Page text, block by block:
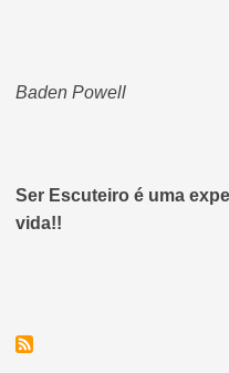
Baden Powell
Ser Escuteiro é uma
vida!!